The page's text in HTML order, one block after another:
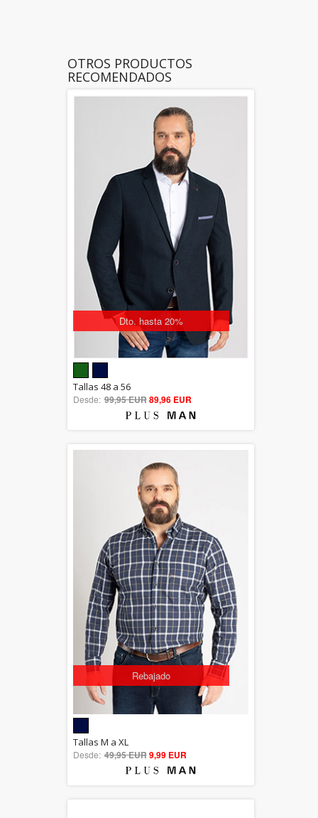
OTROS PRODUCTOS
RECOMENDADOS
Dto. hasta 20%
out of 5
Tallas 48 a 56
Desde: 99,95 EUR89,96 EUR
Rebajado
out of 5
Tallas M a XL
Desde: 49,95 EUR9,99 EUR